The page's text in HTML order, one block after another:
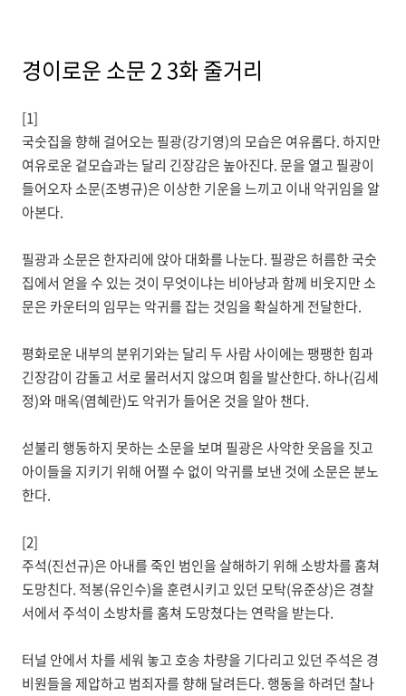
경이로운 소문 2 3화 줄거리
[1]
국숫집을 향해 걸어오는 필광(강기영)의 모습은 여유롭다. 하지만
여유로운 겉모습과는 달리 긴장감은 높아진다. 문을 열고 필광이
들어오자 소문(조병규)은 이상한 기운을 느끼고 이내 악귀임을 알
아본다.
필광과 소문은 한자리에 앉아 대화를 나눈다. 필광은 허름한 국숫
집에서 얻을 수 있는 것이 무엇이냐는 비아냥과 함께 비웃지만 소
문은 카운터의 임무는 악귀를 잡는 것임을 확실하게 전달한다.
평화로운 내부의 분위기와는 달리 두 사람 사이에는 팽팽한 힘과
긴장감이 감돌고 서로 물러서지 않으며 힘을 발산한다. 하나(김세
정)와 매옥(염혜란)도 악귀가 들어온 것을 알아 챈다.
섣불리 행동하지 못하는 소문을 보며 필광은 사악한 웃음을 짓고
아이들을 지키기 위해 어쩔 수 없이 악귀를 보낸 것에 소문은 분노
한다.
[2]
주석(진선규)은 아내를 죽인 범인을 살해하기 위해 소방차를 훔쳐
도망친다. 적봉(유인수)을 훈련시키고 있던 모탁(유준상)은 경찰
서에서 주석이 소방차를 훔쳐 도망쳤다는 연락을 받는다.
터널 안에서 차를 세워 놓고 호송 차량을 기다리고 있던 주석은 경
비원들을 제압하고 범죄자를 향해 달려든다. 행동을 하려던 찰나